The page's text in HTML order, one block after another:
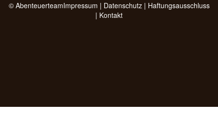
© AbenteuerteamImpressum | Datenschutz| Haftungsausschluss
| Kontakt